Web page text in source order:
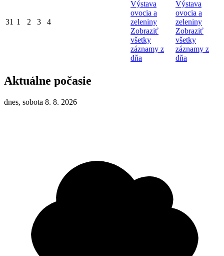
31 1 2 3 4
Výstava
ovocia a
zeleniny
Zobraziť
všetky
záznamy z
dňa
Výstava
ovocia a
zeleniny
Zobraziť
všetky
záznamy z
dňa
Aktuálne počasie
dnes, sobota 8. 8. 2026